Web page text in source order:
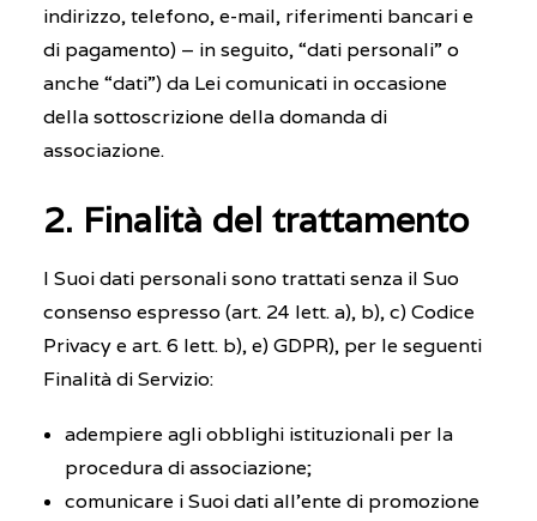
indirizzo, telefono, e-mail, riferimenti bancari e
di pagamento) – in seguito, “dati personali” o
anche “dati”) da Lei comunicati in occasione
della sottoscrizione della domanda di
associazione.
2. Finalità del trattamento
I Suoi dati personali sono trattati senza il Suo
consenso espresso (art. 24 lett. a), b), c) Codice
Privacy e art. 6 lett. b), e) GDPR), per le seguenti
Finalità di Servizio:
adempiere agli obblighi istituzionali per la
procedura di associazione;
comunicare i Suoi dati all’ente di promozione